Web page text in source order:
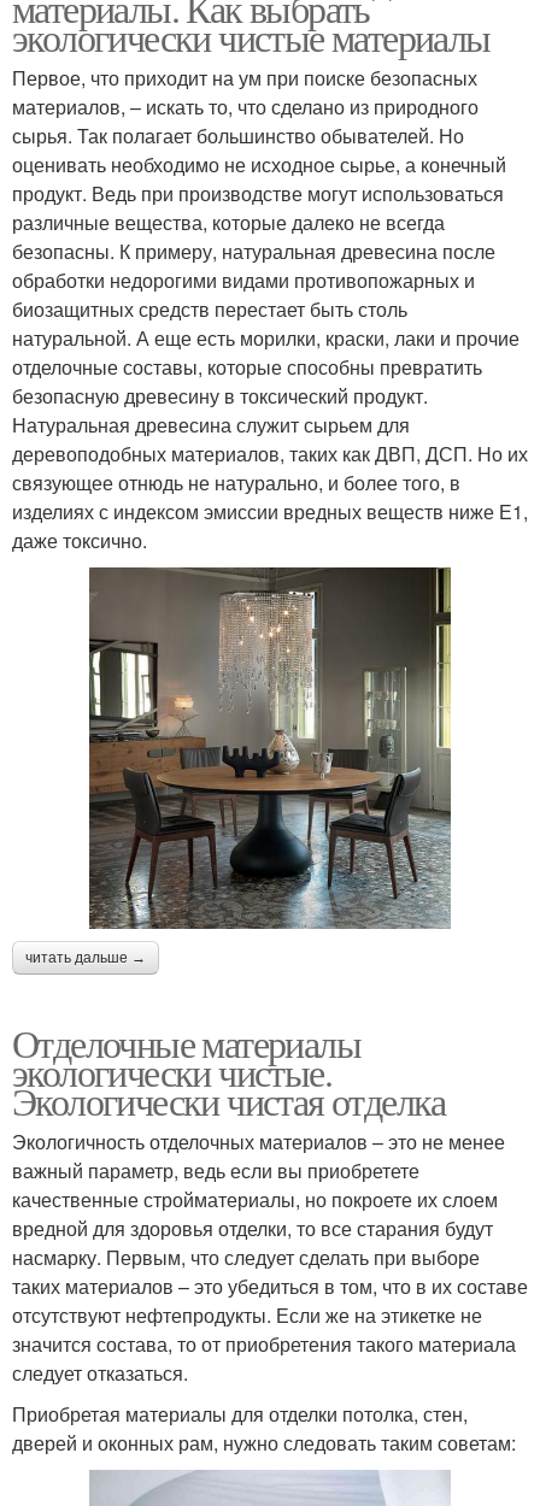
экологически чистые материалы
Первое, что приходит на ум при поиске безопасных
материалов, – искать то, что сделано из природного
сырья. Так полагает большинство обывателей. Но
оценивать необходимо не исходное сырье, а конечный
продукт. Ведь при производстве могут использоваться
различные вещества, которые далеко не всегда
безопасны. К примеру, натуральная древесина после
обработки недорогими видами противопожарных и
биозащитных средств перестает быть столь
натуральной. А еще есть морилки, краски, лаки и прочие
отделочные составы, которые способны превратить
безопасную древесину в токсический продукт.
Натуральная древесина служит сырьем для
деревоподобных материалов, таких как ДВП, ДСП. Но их
связующее отнюдь не натурально, и более того, в
изделиях с индексом эмиссии вредных веществ ниже Е1,
даже токсично.
читать дальше →
Отделочные материалы
экологически чистые.
Экологически чистая отделка
Экологичность отделочных материалов – это не менее
важный параметр, ведь если вы приобретете
качественные стройматериалы, но покроете их слоем
вредной для здоровья отделки, то все старания будут
насмарку. Первым, что следует сделать при выборе
таких материалов – это убедиться в том, что в их составе
отсутствуют нефтепродукты. Если же на этикетке не
значится состава, то от приобретения такого материала
следует отказаться.
Приобретая материалы для отделки потолка, стен,
дверей и оконных рам, нужно следовать таким советам: